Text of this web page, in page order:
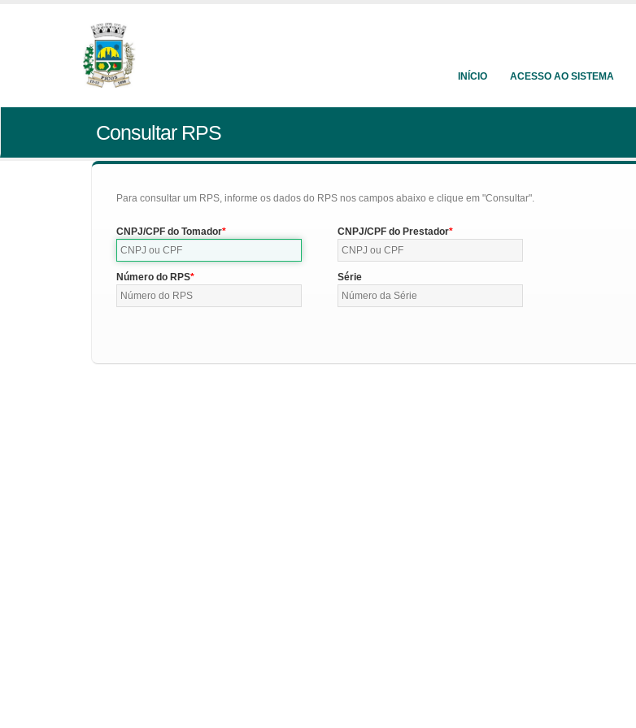
INÍCIO ACESSO AO SISTEMA
Consultar RPS
Para consultar um RPS, informe os dados do RPS nos campos abaixo e clique em "Consultar".
CNPJ/CPF do Tomador CNPJ/CPF do Prestador
Número do RPS Série